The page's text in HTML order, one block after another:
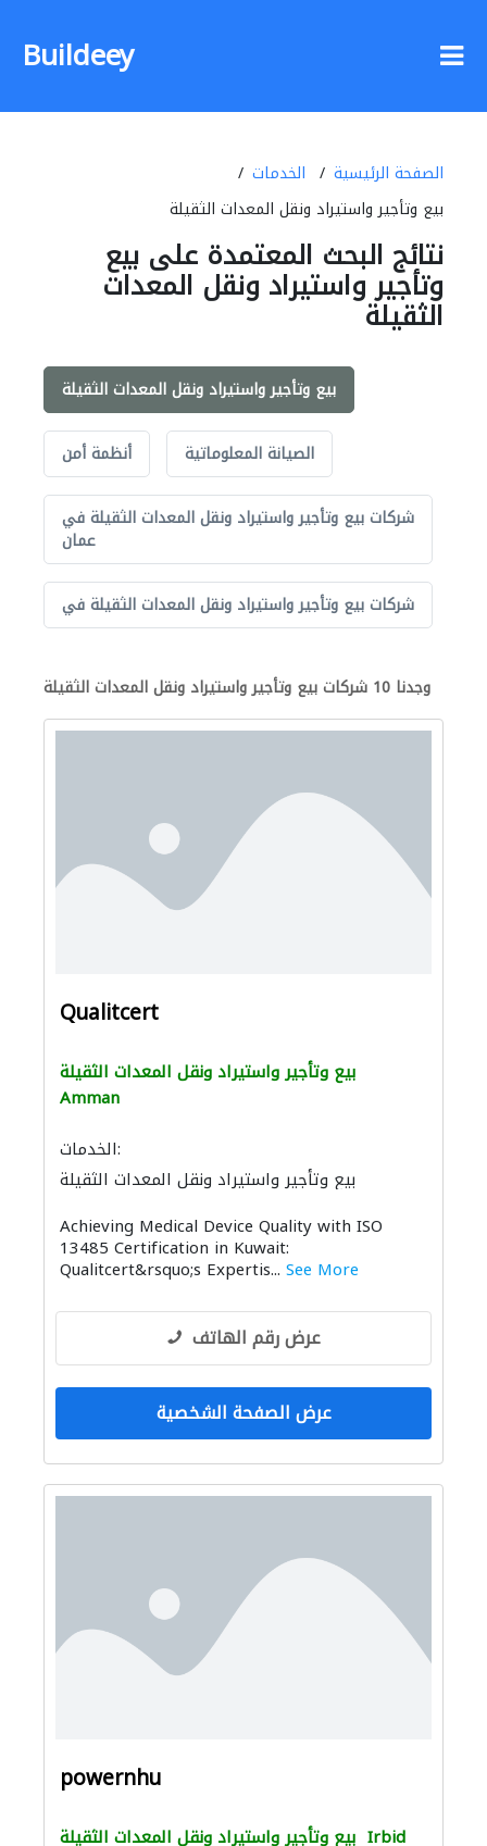
Buildeey
الصفحة الرئيسية
الخدمات
بيع وتأجير واستيراد ونقل المعدات الثقيلة
نتائج البحث المعتمدة على بيع
وتأجير واستيراد ونقل المعدات
الثقيلة
بيع وتأجير واستيراد ونقل المعدات الثقيلة
أنظمة أمن الصيانة المعلوماتية
شركات بيع وتأجير واستيراد ونقل المعدات الثقيلة في
عمان
شركات بيع وتأجير واستيراد ونقل المعدات الثقيلة في
وجدنا 10 شركات بيع وتأجير واستيراد ونقل المعدات الثقيلة
Qualitcert
بيع وتأجير واستيراد ونقل المعدات الثقيلة
Amman
الخدمات:
بيع وتأجير واستيراد ونقل المعدات الثقيلة
Achieving Medical Device Quality with ISO
13485 Certification in Kuwait:
Qualitcert&rsquo;s Expertis... See More
عرض رقم الهاتف
عرض الصفحة الشخصية
powernhu
بيع وتأجير واستيراد ونقل المعدات الثقيلة Irbid